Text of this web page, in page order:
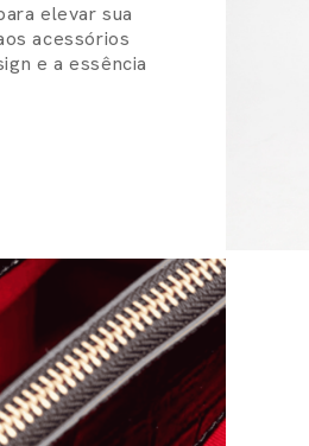
elevar sua
acessórios
e a essência